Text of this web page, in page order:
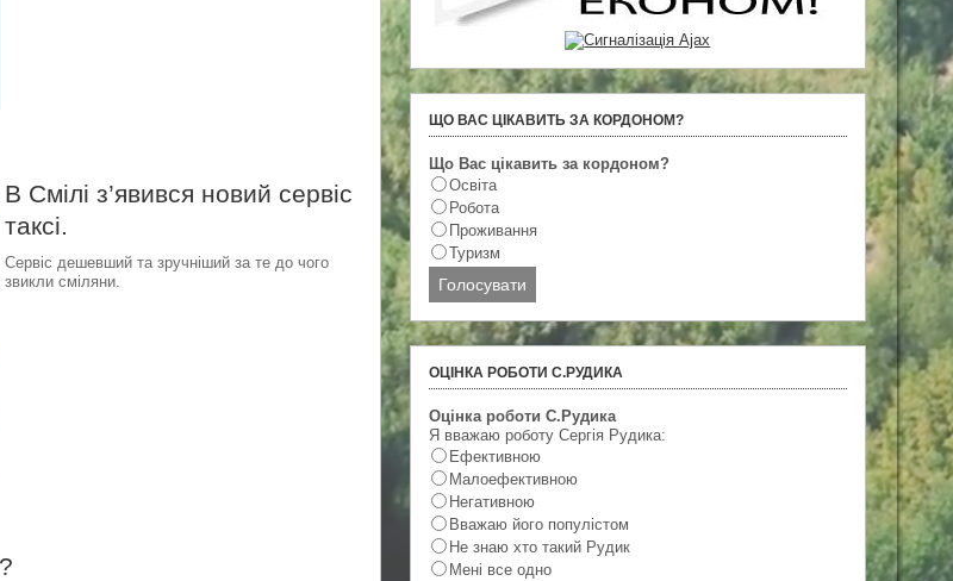
В Смілі з’явився новий сервіс
таксі.
Сервіс дешевший та зручніший за те до чого
звикли сміляни.
ЩО ВАС ЦІКАВИТЬ ЗА КОРДОНОМ?
Що Вас цікавить за кордоном?
Освіта
Робота
Проживання
Туризм
ОЦІНКА РОБОТИ С.РУДИКА
Оцінка роботи С.Рудика
Я вважаю роботу Сергія Рудика:
Ефективною
Малоефективною
Негативною
Вважаю його популістом
Не знаю хто такий Рудик
Мені все одно